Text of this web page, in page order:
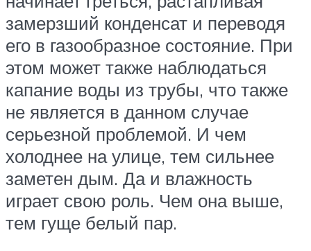
замерзший конденсат и переводя
его в газообразное состояние. При
этом может также наблюдаться
капание воды из трубы, что также
не является в данном случае
серьезной проблемой. И чем
холоднее на улице, тем сильнее
заметен дым. Да и влажность
играет свою роль. Чем она выше,
тем гуще белый пар.